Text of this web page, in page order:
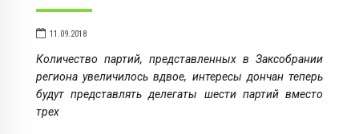
11.09.2018
Количество партий, представленных в Заксобрании
региона увеличилось вдвое, интересы дончан теперь
будут представлять делегаты шести партий вместо
трех